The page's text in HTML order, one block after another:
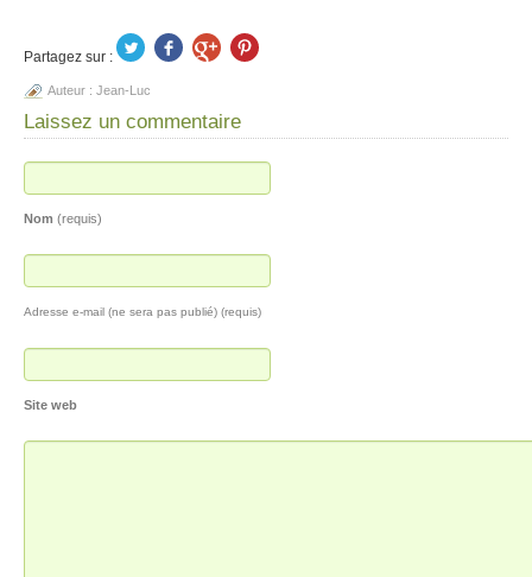
Partagez sur :
Auteur : Jean-Luc
Laissez un commentaire
Nom (requis)
Adresse e-mail (ne sera pas publié) (requis)
Site web